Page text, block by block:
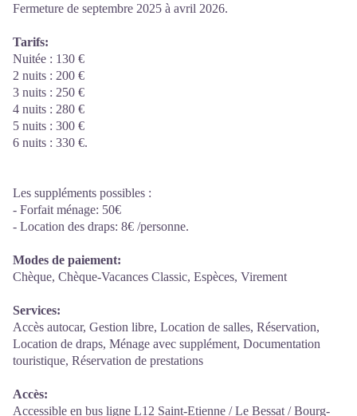
Fermeture de septembre 2025 à avril 2026.
Tarifs:
Nuitée : 130 €
2 nuits : 200 €
3 nuits : 250 €
4 nuits : 280 €
5 nuits : 300 €
6 nuits : 330 €.
Les suppléments possibles :
- Forfait ménage: 50€
- Location des draps: 8€ /personne.
Modes de paiement:
Chèque, Chèque-Vacances Classic, Espèces, Virement
Services:
Accès autocar, Gestion libre, Location de salles, Réservation,
Location de draps, Ménage avec supplément, Documentation
touristique, Réservation de prestations
Accès:
Accessible en bus ligne L12 Saint-Etienne / Le Bessat / Bourg-